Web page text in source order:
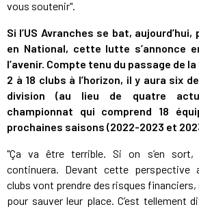
vous soutenir".
Si l’US Avranches se bat,
en National, cette lutte s’annonce
l’avenir. Compte tenu du passage de
2 à 18 clubs à l’horizon, il y aura six
division (au lieu de quatre
championnat qui comprend 18
prochaines saisons (2022-2023 et
"Ça va être terrible. Si on s’en sort,
continuera. Devant cette perspective
clubs vont prendre des risques
pour sauver leur place. C’est tellement